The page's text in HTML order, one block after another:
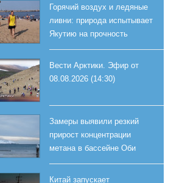
Горячий воздух и ледяные
ливни: природа испытывает
Якутию на прочность
Вести Арктики. Эфир от
08.08.2026 (14:30)
Замеры выявили резкий
прирост концентрации
метана в бассейне Оби
Китай запускает